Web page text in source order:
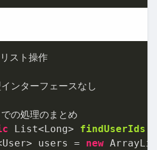
スト操作
ンターフェースなし
List<Long> findUserIds
users = new